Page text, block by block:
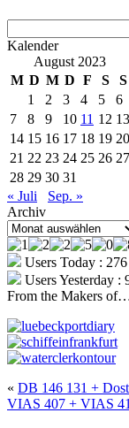
Kalender
August 2023
M D M D F S
S
1
2 3 4 5
6
7
8 9 10 11 12 13
14 15 16 17 18 19 20
21 22 23 24 25 26 27
28 29 30 31
« Juli
Sep. »
Archiv
Archiv
Users Today : 276
Users Yesterday :
From the Makers
« DB 146 131 +
VIAS 407 + VIAS